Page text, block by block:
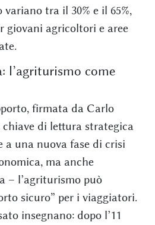
tra il 30% e il 65%,
giovani agricoltori e aree
l’agriturismo come
firmata da Carlo
di lettura strategica
una nuova fase di crisi
ma anche
– l’agriturismo può
sicuro” per i viaggiatori.
insegnano: dopo l’11